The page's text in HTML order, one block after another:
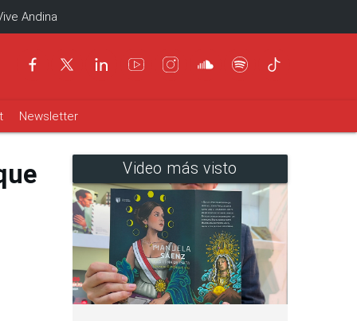
Andina
Newsletter
Video más visto